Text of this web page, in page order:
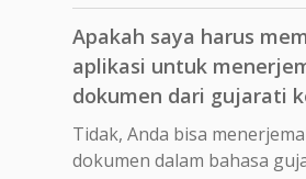
Apakah saya harus
aplikasi untuk
dokumen dari gujarati
Tidak, Anda bisa
dokumen dalam bahasa